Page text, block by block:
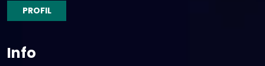
PROFIL
Info